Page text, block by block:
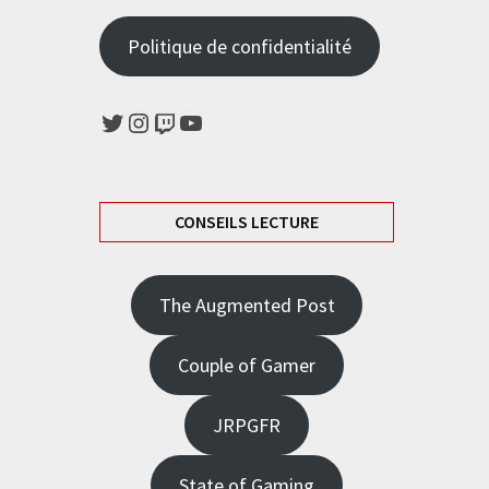
Politique de confidentialité
Twitter
Instagram
TwitchYouTube
CONSEILS LECTURE
The Augmented Post
Couple of Gamer
JRPGFR